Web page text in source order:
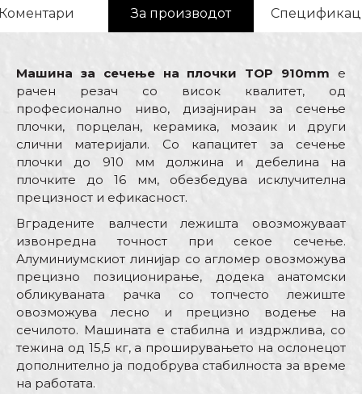
За производот
Машина за сечење на плочки TOP 910mm е
рачен резач со висок квалитет, од
професионално ниво, дизајниран за сечење
плочки, порцелан, керамика, мозаик и други
слични материјали. Со капацитет за сечење
плочки до 910 мм должина и дебелина на
плочките до 16 мм, обезбедува исклучителна
прецизност и ефикасност.
Вградените валчести лежишта овозможуваат
извонредна точност при секое сечење.
Алуминиумскиот линијар со агломер овозможува
прецизно позиционирање, додека анатомски
обликуваната рачка со топчесто лежиште
овозможува лесно и прецизно водење на
сечилото. Машината е стабилна и издржлива, со
тежина од 15,5 кг, а проширувањето на ослонецот
дополнително ја подобрува стабилноста за време
на работата.